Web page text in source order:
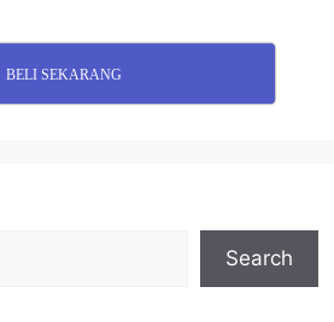
BELI SEKARANG
Search